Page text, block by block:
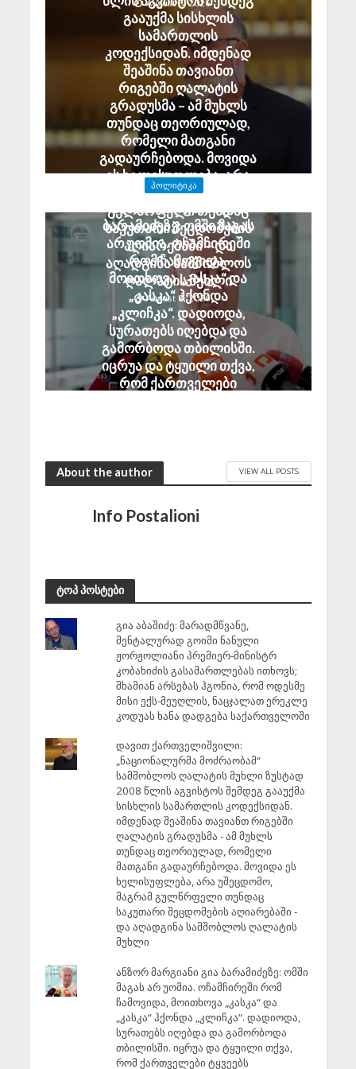
August 8, 2026
გააუქმა სისხლის
სამართლის
კოდექსიდან. იმდენად
შეაშინა თავიანთ
რიგებში ღალატის
გრადუსმა – ამ მუხლს
თუნდაც თეორიულად,
რომელი მათგანი
გადაურჩებოდა. მოვიდა
ეს ხელისუფლება, არა
უშეცდომო, მაგრამ
გულწრფელი თუნდაც
საკუთარი შეცდომების
აღიარებაში – და
აღადგინა სამშობლოს
ღალატის მუხლი
August 8, 2026
ᲞᲝᲚᲘᲢᲘᲙᲐ
ანზორ მარგიანი გია
ბარამიძეზე: ომში მაგას
არ უომია. ოჩამჩირეში
რომ ჩამოვიდა,
მოითხოვა „კასკა“ და
„კასკა“ ჰქონდა
„კლიჩკა“. დადიოდა,
სურათებს იღებდა და
გამორბოდა თბილისში.
იცრუა და ტყუილი თქვა,
რომ ქართველები
About the author VIEW ALL POSTS
Info Postalioni
ტოპ პოსტები
გია აბაშიძე: მარადმწვანე,
მენტალურად გოიმი ნანული
ჟორჟოლიანი პრემიერ-მინისტრ
კობახიძის გასამართლებას ითხოვს;
შხამიან არსებას ჰგონია, რომ ოდესმე
მისი ექს-მეუღლის, ნაცჯალათ ერეკლე
კოდუას ხანა დადგება საქართველოში
დავით ქართველიშვილი:
„ნაციონალურმა მოძრაობამ“
სამშობლოს ღალატის მუხლი ზუსტად
2008 წლის აგვისტოს შემდეგ გააუქმა
სისხლის სამართლის კოდექსიდან.
იმდენად შეაშინა თავიანთ რიგებში
ღალატის გრადუსმა - ამ მუხლს
თუნდაც თეორიულად, რომელი
მათგანი გადაურჩებოდა. მოვიდა ეს
ხელისუფლება, არა უშეცდომო,
მაგრამ გულწრფელი თუნდაც
საკუთარი შეცდომების აღიარებაში -
და აღადგინა სამშობლოს ღალატის
მუხლი
ანზორ მარგიანი გია ბარამიძეზე: ომში
მაგას არ უომია. ოჩამჩირეში რომ
ჩამოვიდა, მოითხოვა „კასკა“ და
„კასკა“ ჰქონდა „კლიჩკა“. დადიოდა,
სურათებს იღებდა და გამორბოდა
თბილისში. იცრუა და ტყუილი თქვა,
რომ ქართველები ტყვეებს